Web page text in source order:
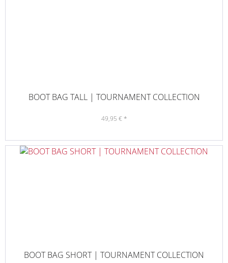
BOOT BAG TALL | TOURNAMENT COLLECTION
49,95 € *
BOOT BAG SHORT | TOURNAMENT COLLECTION